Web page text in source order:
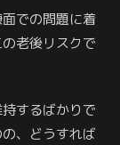
での問題に着
老後リスクで
するばかりで
、どうすれば